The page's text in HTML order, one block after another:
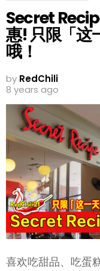
Secret
惠! 只限「这
哦！
by RedChili
8 years ago
喜欢吃甜品、吃蛋